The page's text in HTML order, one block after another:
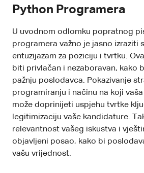
Python Programera
U uvodnom odlomku popratnog
programera važno je jasno izraziti
entuzijazam za poziciju i tvrtku.
biti privlačan i nezaboravan, kako
pažnju poslodavca. Pokazivanje
programiranju i načinu na koji
može doprinijeti uspjehu tvrtke
legitimizaciju vaše kandidature.
relevantnost vašeg iskustva i
objavljeni posao, kako bi
vašu vrijednost.